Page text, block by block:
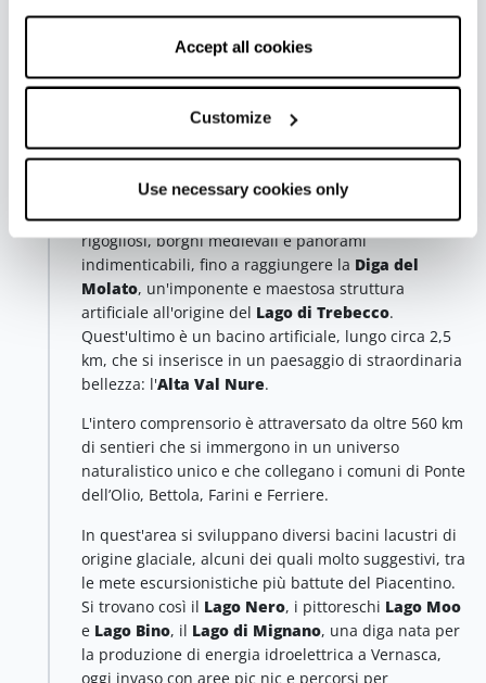
cookies only” and only the technical cookies for the
correct functioning of the website will be used.
Accept all cookies
Customize
Use necessary cookies only
Nero, Lago Moo, Lago Bino e Lago di
Sviluppato nell'area deiColli Piacentini, ilSentiero
da percorrere a piedi, in mtb o anche in sella a un
cavallo.
Questa avventura, che segue il corso del fiume
Tidone, promette emozioni uniche, tra boschi
rigogliosi, borghi medievali e panorami
indimenticabili, fino a raggiungere la Diga del
Molato, un'imponente e maestosa struttura
artificiale all'origine del Lago di Trebecco.
Quest'ultimo è un bacino artificiale, lungo circa 2,5
km, che si inserisce in un paesaggio di straordinaria
bellezza: l'Alta Val Nure.
L'intero comprensorio è attraversato da oltre 560 km
di sentieri che si immergono in un universo
naturalistico unico e che collegano i comuni di Ponte
dell’Olio, Bettola, Farini e Ferriere.
In quest'area si sviluppano diversi bacini lacustri di
origine glaciale, alcuni dei quali molto suggestivi, tra
le mete escursionistiche più battute del Piacentino.
Si trovano così il Lago Nero, i pittoreschi Lago Moo
e Lago Bino, il Lago di Mignano, una diga nata per
la produzione di energia idroelettrica a Vernasca,
oggi invaso con aree pic nic e percorsi per